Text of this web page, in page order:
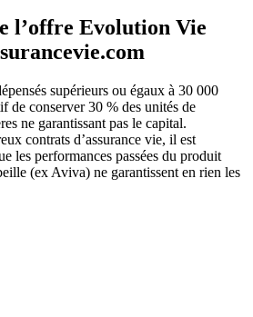
l’offre Evolution Vie
supérieurs ou égaux à 30 000
de conserver 30 % des unités de
ne garantissant pas le capital.
contrats d’assurance vie, il est
les performances passées du produit
(ex Aviva) ne garantissent en rien les